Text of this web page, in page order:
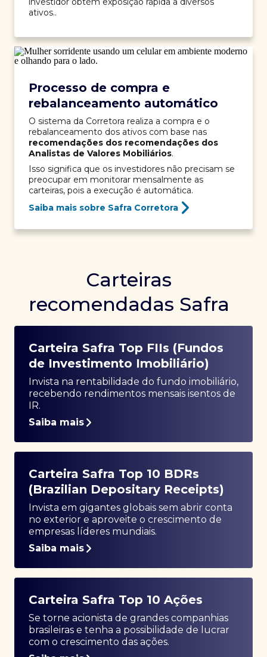
ativos..
Processo de compra e
rebalanceamento automático
O sistema da Corretora realiza a compra e o
rebalanceamento dos ativos com base nas
recomendações dos recomendações dos
Analistas de Valores Mobiliários.
Isso significa que os investidores não precisam se
preocupar em monitorar mensalmente as
carteiras, pois a execução é automática.
Saiba mais sobre Safra Corretora
Carteiras
recomendadas Safra
Carteira Safra Top FIIs (Fundos
de Investimento Imobiliário)
Invista na rentabilidade do fundo imobiliário,
recebendo rendimentos mensais isentos de
IR.
Saiba mais
Carteira Safra Top 10 BDRs
(Brazilian Depositary Receipts)
Invista em gigantes globais sem abrir conta
no exterior e aproveite o crescimento de
empresas líderes mundiais.
Saiba mais
Carteira Safra Top 10 Ações
Se torne acionista de grandes companhias
brasileiras e tenha a possibilidade de lucrar
com o crescimento das ações.